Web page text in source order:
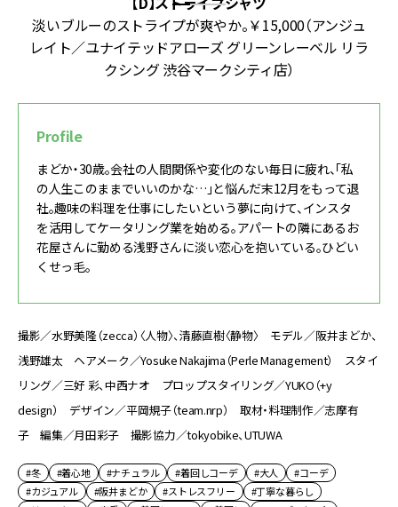
淡いブルーのストライプが爽やか。￥15,000（アンジュ
レイト／ユナイテッドアローズ グリーンレーベル リラ
クシング 渋谷マークシティ店）
Profile
まどか・30歳。会社の人間関係や変化のない毎日に疲れ、「私
の人生このままでいいのかな…」と悩んだ末12月をもって退
社。趣味の料理を仕事にしたいという夢に向けて、インスタ
を活用してケータリング業を始める。アパートの隣にあるお
花屋さんに勤める浅野さんに淡い恋心を抱いている。ひどい
くせっ毛。
撮影／水野美隆（zecca）〈人物〉、清藤直樹〈静物〉 モデル／阪井まどか、
浅野雄太 ヘアメーク／Yosuke Nakajima（Perle Management） スタイ
リング／三好 彩、中西ナオ プロップスタイリング／YUKO（+y
design） デザイン／平岡規子（team.nrp） 取材・料理制作／志摩有
子 編集／月田彩子 撮影協力／tokyobike、UTUWA
#冬 #着心地 #ナチュラル #着回しコーデ #大人
#コーデ
#カジュアル
#阪井まどか #ストレスフリー
#丁寧な暮らし